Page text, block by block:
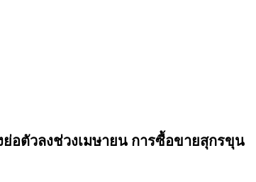
ย่อตัวลงช่วงเมษายน การซื้อขายสุกรขุน